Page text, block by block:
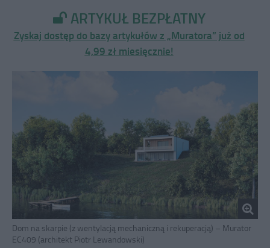
ARTYKUŁ BEZPŁATNY
Zyskaj dostęp do bazy artykułów z „Muratora” już od
4,99 zł miesięcznie!
Dom na skarpie (z wentylacją mechaniczną i rekuperacją) – Murator
EC409 (architekt Piotr Lewandowski)